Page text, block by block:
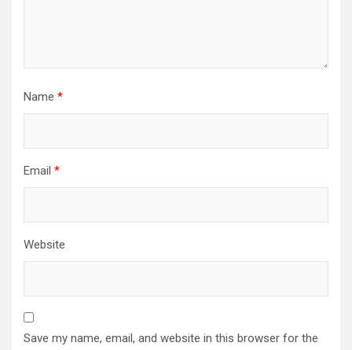
Name *
Email *
Website
Save my name, email, and website in this browser for the